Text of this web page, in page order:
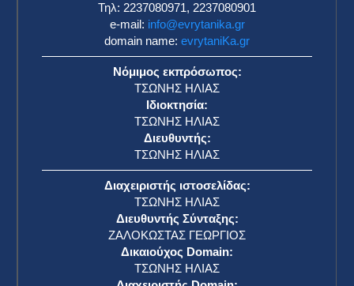
Τηλ: 2237080971, 2237080901
e-mail: info@evrytanika.gr
domain name: evrytaniKa.gr
Νόμιμος εκπρόσωπος:
ΤΣΩΝΗΣ ΗΛΙΑΣ
Ιδιοκτησία:
ΤΣΩΝΗΣ ΗΛΙΑΣ
Διευθυντής:
ΤΣΩΝΗΣ ΗΛΙΑΣ
Διαχειριστής ιστοσελίδας:
ΤΣΩΝΗΣ ΗΛΙΑΣ
Διευθυντής Σύνταξης:
ΖΑΛΟΚΩΣΤΑΣ ΓΕΩΡΓΙΟΣ
Δικαιούχος Domain:
ΤΣΩΝΗΣ ΗΛΙΑΣ